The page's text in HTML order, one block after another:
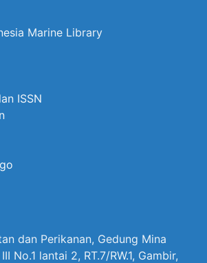
Marine Library
ISSN
dan Perikanan, Gedung Mina
No.1 lantai 2, RT.7/RW.1, Gambir,